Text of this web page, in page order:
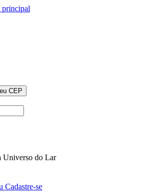
principal
CEP
Universo do Lar
Cadastre-se